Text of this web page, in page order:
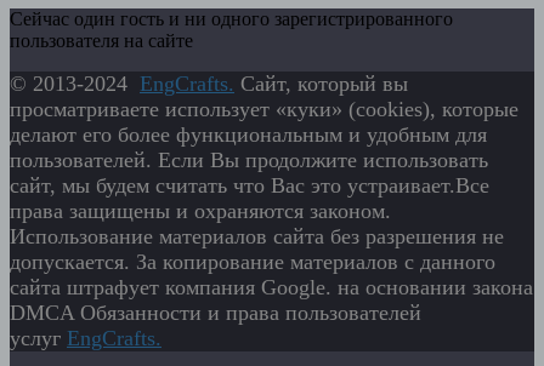
Сейчас один гость и ни одного зарегистрированного
пользователя на сайте
© 2013-2024 EngСrafts. Сайт, который вы
просматриваете использует «куки» (cookies), которые
делают его более функциональным и удобным для
пользователей. Если Вы продолжите использовать
сайт, мы будем считать что Вас это устраивает.Все
права защищены и охраняются законом.
Использование материалов сайта без разрешения не
допускается. За копирование материалов с данного
сайта штрафует компания Google. на основании закона
DMCA Обязанности и права пользователей
услуг EngСrafts.